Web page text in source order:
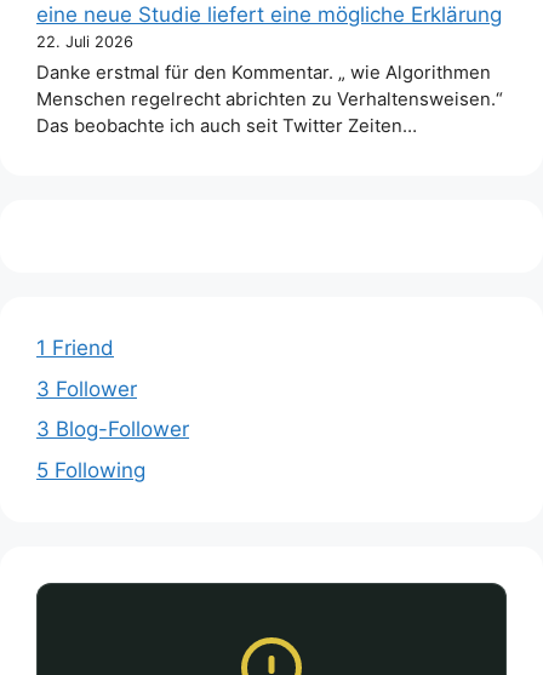
eine neue Studie liefert eine mögliche Erklärung
22. Juli 2026
Danke erstmal für den Kommentar. „ wie Algorithmen
Menschen regelrecht abrichten zu Verhaltensweisen.“
Das beobachte ich auch seit Twitter Zeiten…
1 Friend
3 Follower
3 Blog-Follower
5 Following